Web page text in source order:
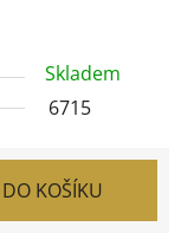
Skladem
6715
DO KOŠÍKU